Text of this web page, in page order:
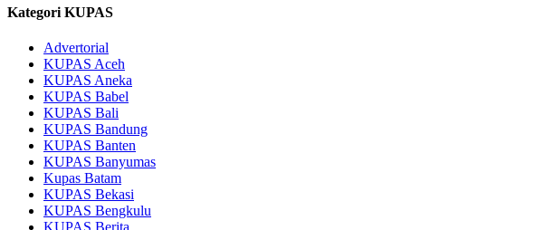
Kategori KUPAS
Advertorial
KUPAS Aceh
KUPAS Aneka
KUPAS Babel
KUPAS Bali
KUPAS Bandung
KUPAS Banten
KUPAS Banyumas
Kupas Batam
KUPAS Bekasi
KUPAS Bengkulu
KUPAS Berita